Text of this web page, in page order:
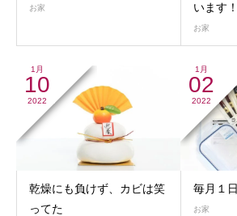
お家
います！
お家
1月
10
2022
乾燥にも負けず、カビは笑
ってた
1月
02
2022
毎月１
お家